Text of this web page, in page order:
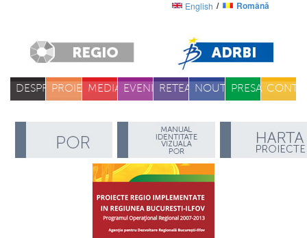
English Română
DESPREPROIECTEMEDIA EVENIMENTE
RETEA NOUTATIPRESA